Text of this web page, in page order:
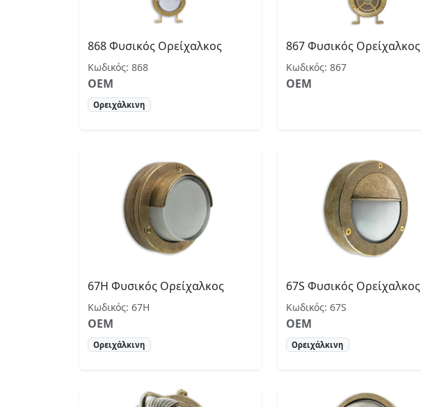
868 Φυσικός Ορείχαλκος
Κωδικός: 868
OEM
Ορειχάλκινη
867 Φυσικός Ορείχαλκος
Κωδικός: 867
OEM
67Η Φυσικός Ορείχαλκος
Κωδικός: 67Η
OEM
Ορειχάλκινη
67S Φυσικός Ορείχαλκος
Κωδικός: 67S
OEM
Ορειχάλκινη